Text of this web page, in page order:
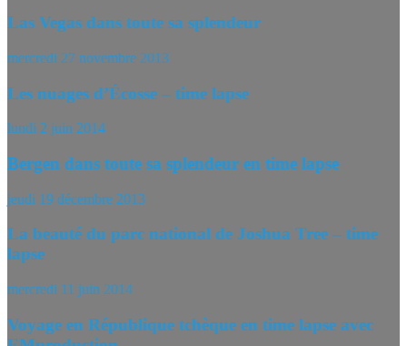
Las Vegas dans toute sa splendeur
mercredi 27 novembre 2013
Les nuages d’Écosse – time lapse
lundi 2 juin 2014
Bergen dans toute sa splendeur en time lapse
jeudi 19 décembre 2013
La beauté du parc national de Joshua Tree – time
lapse
mercredi 11 juin 2014
Voyage en République tchèque en time lapse avec